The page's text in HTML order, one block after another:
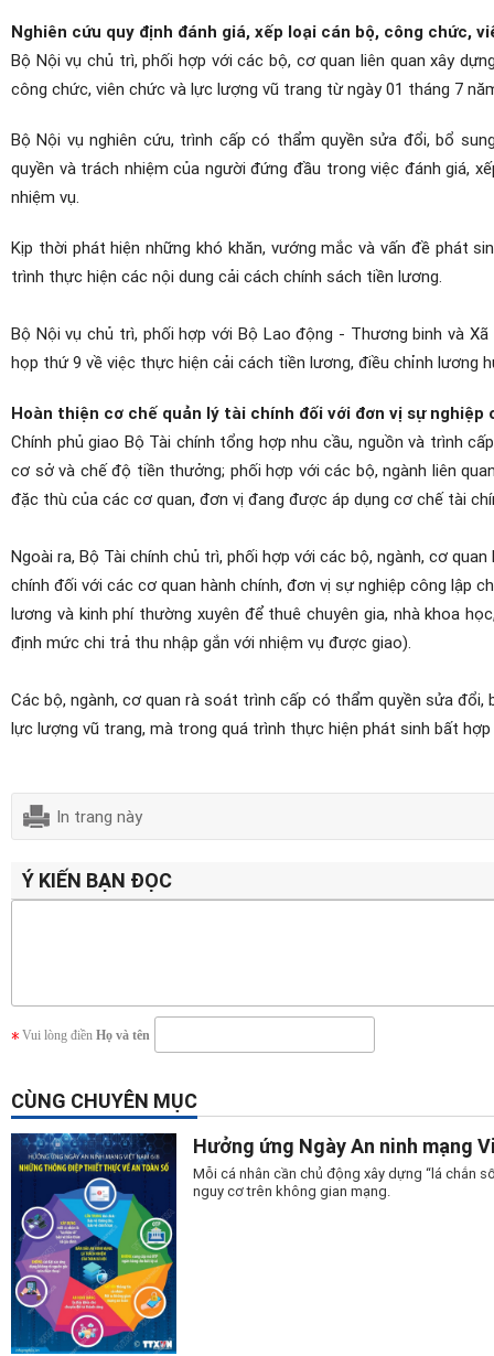
Nghiên cứu quy định đánh giá, xếp loại cán bộ, công
Bộ Nội vụ chủ trì, phối hợp với các bộ, cơ quan liên quan xây
công chức, viên chức và lực lượng vũ trang từ ngày 01 tháng 7
Bộ Nội vụ nghiên cứu, trình cấp có thẩm quyền sửa đổi, bổ
quyền và trách nhiệm của người đứng đầu trong việc đánh giá,
nhiệm vụ.
Kịp thời phát hiện những khó khăn, vướng mắc và vấn đề phát
trình thực hiện các nội dung cải cách chính sách tiền lương.
Bộ Nội vụ chủ trì, phối hợp với Bộ Lao động - Thương binh và
họp thứ 9 về việc thực hiện cải cách tiền lương, điều chỉnh lương
Hoàn thiện cơ chế quản lý tài chính đối với đơn vị sự nghiệp
Chính phủ giao Bộ Tài chính tổng hợp nhu cầu, nguồn và trình
cơ sở và chế độ tiền thưởng; phối hợp với các bộ, ngành liên
đặc thù của các cơ quan, đơn vị đang được áp dụng cơ chế tài
Ngoài ra, Bộ Tài chính chủ trì, phối hợp với các bộ, ngành, cơ
chính đối với các cơ quan hành chính, đơn vị sự nghiệp công lập
lương và kinh phí thường xuyên để thuê chuyên gia, nhà khoa
định mức chi trả thu nhập gắn với nhiệm vụ được giao).
Các bộ, ngành, cơ quan rà soát trình cấp có thẩm quyền sửa
lực lượng vũ trang, mà trong quá trình thực hiện phát sinh bất
In trang này
Ý KIẾN BẠN ĐỌC
Vui lòng điền Họ và tên
CÙNG CHUYÊN MỤC
Hưởng ứng Ngày An ninh mạng
Mỗi cá nhân cần chủ động xây dựng “lá chắn
nguy cơ trên không gian mạng.